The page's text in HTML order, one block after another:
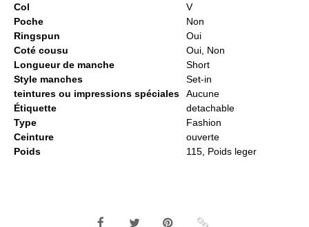
Col
V
Poche
Non
Ringspun
Oui
Coté cousu
Oui, Non
Longueur de manche
Short
Style manches
Set-in
teintures ou impressions spéciales
Aucune
Étiquette
detachable
Type
Fashion
Ceinture
ouverte
Poids
115, Poids leger